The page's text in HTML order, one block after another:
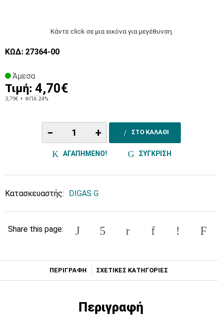
Κάντε click σε μια εικόνα για μεγέθυνση
ΚΩΔ: 27364-00
Άμεσα
Τιμή: 4,70€
3,79€ + ΦΠΑ 24%
− + ΣΤΟ ΚΑΛΑΘΙ
ΑΓΑΠΗΜΕΝΟ! ΣΥΓΚΡΙΣΗ
Κατασκευαστής: DIGAS G
Share this page:
ΠΕΡΙΓΡΑΦΗ ΣΧΕΤΙΚΕΣ ΚΑΤΗΓΟΡΙΕΣ
Περιγραφή